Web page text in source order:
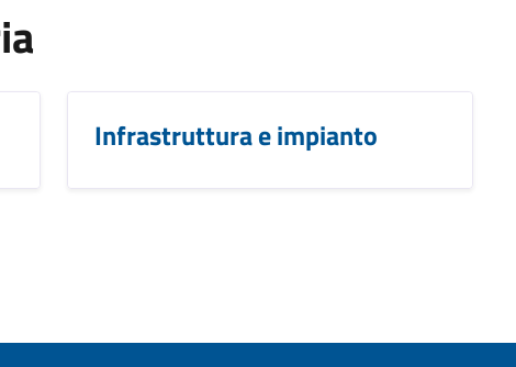
Infrastruttura e impianto